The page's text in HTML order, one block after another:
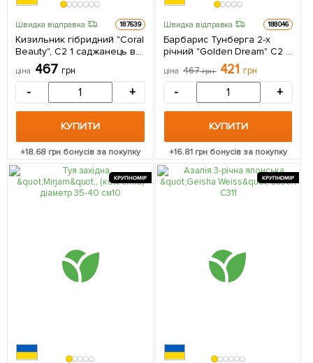
Швидка відправка 187639
Кизильник гібридний "Coral
Beauty", С2 1 саджанець в
упаковці
ціна 467 грн
- +
КУПИТИ
+18.68 грн бонусів за покупку
Швидка відправка 188046
Барбарис Тунберга 2-х
річний "Golden Dream" С2 1
саджанець в упаковці
ціна 467грн 421 грн
- +
КУПИТИ
+16.81 грн бонусів за покупку
КРУПНОМІР КРУПНОМІР